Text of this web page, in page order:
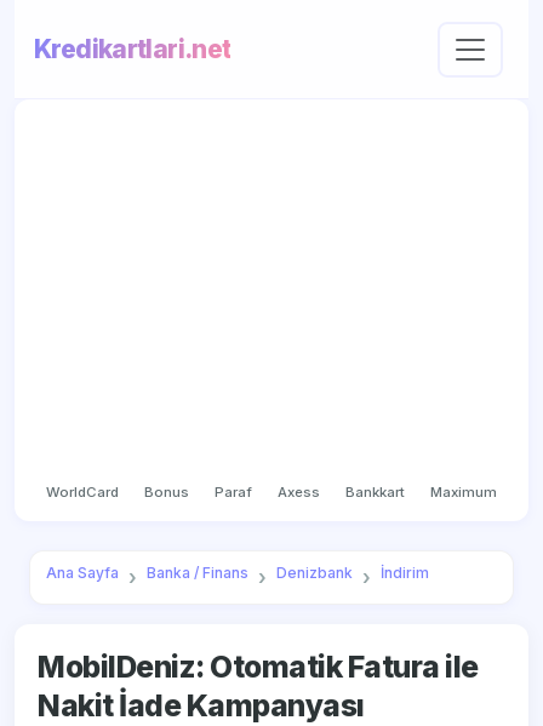
Kredikartlari.net
WorldCard Bonus Paraf Axess Bankkart Maximum
Ana Sayfa Banka / Finans Denizbank İndirim
MobilDeniz: Otomatik Fatura ile
Nakit İade Kampanyası